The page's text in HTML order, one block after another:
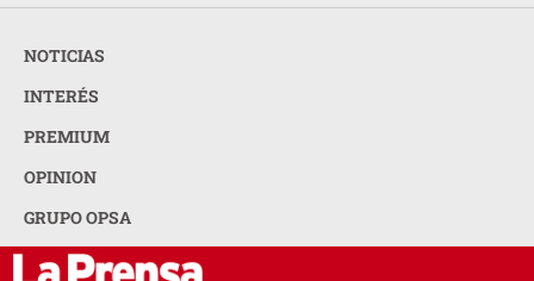
NOTICIAS
INTERÉS
PREMIUM
OPINION
GRUPO OPSA